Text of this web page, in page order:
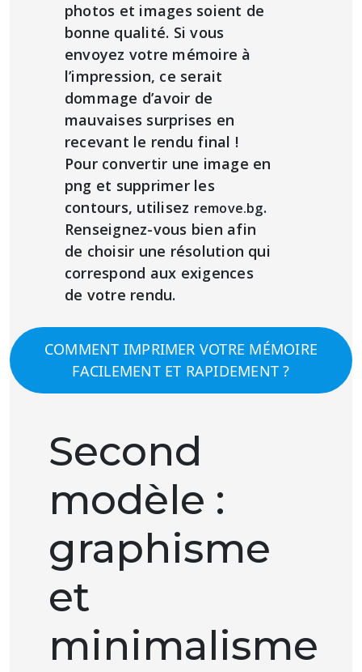
photos et images soient de
bonne qualité. Si vous
envoyez votre mémoire à
l’impression, ce serait
dommage d’avoir de
mauvaises surprises en
recevant le rendu final !
Pour convertir une image en
png et supprimer les
contours, utilisez remove.bg.
Renseignez-vous bien afin
de choisir une résolution qui
correspond aux exigences
de votre rendu.
COMMENT IMPRIMER VOTRE MÉMOIRE
FACILEMENT ET RAPIDEMENT ?
Second
modèle :
graphisme
et
minimalisme